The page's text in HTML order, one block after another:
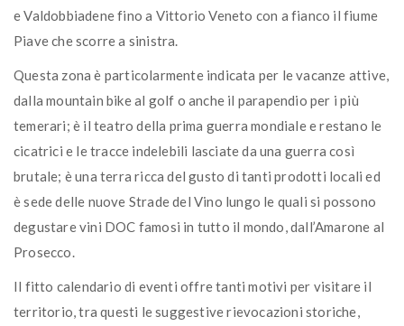
e Valdobbiadene fino a Vittorio Veneto con a fianco il fiume
Piave che scorre a sinistra.
Questa zona è particolarmente indicata per le vacanze attive,
dalla mountain bike al golf o anche il parapendio per i più
temerari; è il teatro della prima guerra mondiale e restano le
cicatrici e le tracce indelebili lasciate da una guerra così
brutale; è una terra ricca del gusto di tanti prodotti locali ed
è sede delle nuove Strade del Vino lungo le quali si possono
degustare vini DOC famosi in tutto il mondo, dall’Amarone al
Prosecco.
Il fitto calendario di eventi offre tanti motivi per visitare il
territorio, tra questi le suggestive rievocazioni storiche,